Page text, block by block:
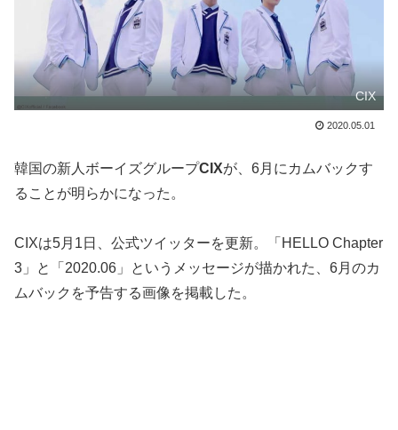
CIX
2020.05.01
韓国の新人ボーイズグループCIXが、6月にカムバックす
ることが明らかになった。
CIXは5月1日、公式ツイッターを更新。「HELLO Chapter
3」と「2020.06」というメッセージが描かれた、6月のカ
ムバックを予告する画像を掲載した。